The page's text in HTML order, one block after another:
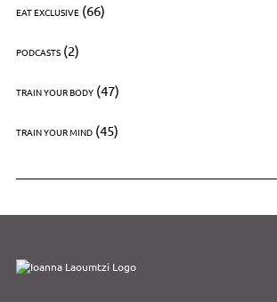
EAT EXCLUSIVE(66)
PODCASTS(2)
TRAIN YOUR BODY(47)
TRAIN YOUR MIND(45)